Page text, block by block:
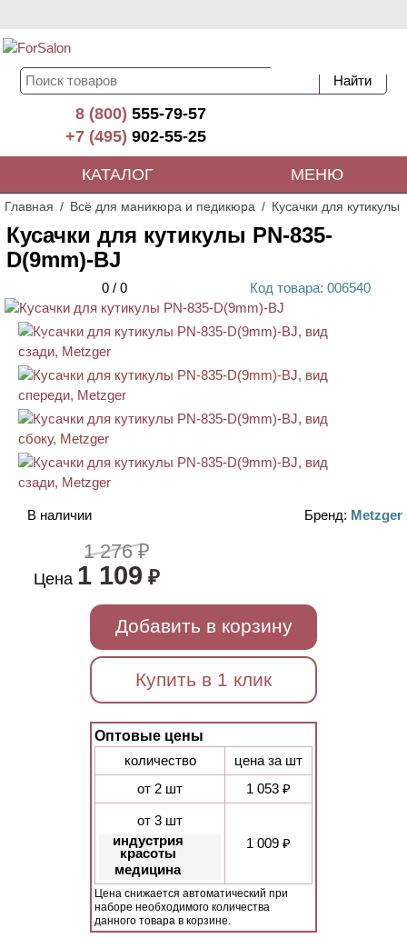
8 (800)555-79-57
+7 (495)902-55-25
КАТАЛОГ МЕНЮ
Главная Всё для маникюра и педикюра Кусачки для кутикулы
Кусачки для кутикулы PN-835-
D(9mm)-BJ
0 / 0 Код товара: 006540
АКЦИЯ
В наличии Бренд: Metzger
1 276 ₽
Цена 1 109 ₽
Добавить в корзину
Купить в 1 клик
Оптовые цены
количество
цена за шт
от 2 шт
1 053 ₽
от 3 шт
индустрия
красоты
медицина
1 009 ₽
Цена снижается автоматический при
наборе необходимого количества
данного товара в корзине.